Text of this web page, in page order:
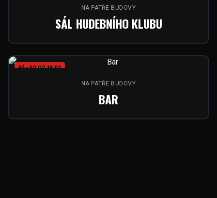
NA PATŘE BUDOVY
SÁL HUDEBNÍHO KLUBU
PÁ–SO OD 19:00
NA PATŘE BUDOVY
BAR